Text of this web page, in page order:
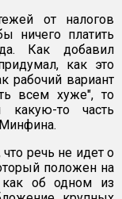
от налогов
ничего платить
Как добавил
как это
рабочий вариант
всем хуже", то
какую-то часть
речь не идет о
положен на
об одном из